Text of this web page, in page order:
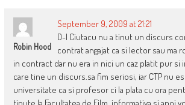
Robin Hood
September 9, 2009 at 21:21
D-l Ciutacu nu a tinut un discurs
contrat angajat ca si lector sau ma
in contract dar nu era in nici un caz platit pur si
care tine un discurs.sa fim seriosi, iar CTP nu
universitate ca si profesor ci la plata cu ora